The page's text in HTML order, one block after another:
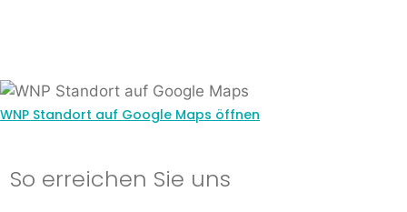
WNP Standort auf Google Maps öffnen
So erreichen Sie uns